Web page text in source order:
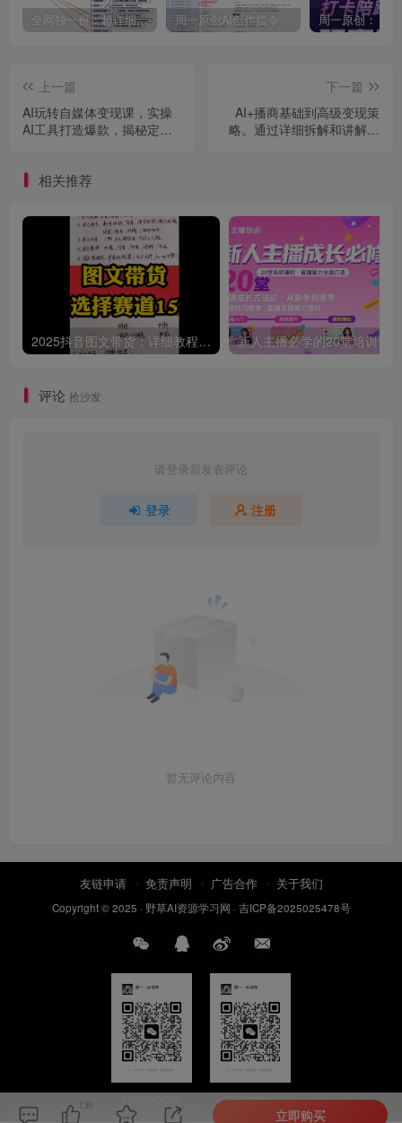
全网独一份：超详细的40+个自媒体赛道领域解析手册，让你的内容创作不再局限！ 周一原创AI创作指令词：30+个领域赛道的创作提示词集合
上一篇
AI玩转自媒体变现课，实操
AI工具打造爆款，揭秘定位
下一篇
AI+播商基础到高级变现策
略。通过详细拆解和讲解，
相关推荐
2025抖音图文带货：详细教程，账号装修定位，素材获取技巧，挂车变现方法…
评论 抢沙发
请登录后发表评论
登录 注册
暂无评论内容
友链申请 免责声明 广告合作 关于我们
Copyright © 2025 · 野草AI资源学习网 · 吉ICP备2025025478号
扫码加微信
130
立即购买